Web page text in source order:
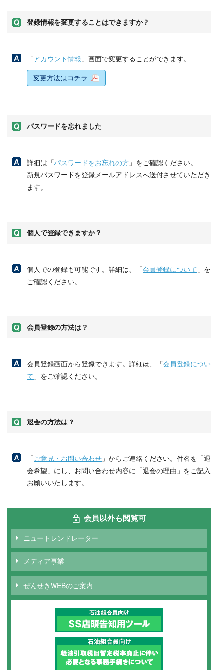
登録情報を変更することはできますか？
「アカウント情報 」画面で変更することができます。
変更方法はコチラ
パスワードを忘れました
詳細は「パスワードをお忘れの方 」をご確認ください。
新規パスワードを登録メールアドレスへ送付させていただき
ます。
個人で登録できますか？
個人での登録も可能です。詳細は、「会員登録について 」を
ご確認ください。
会員登録の方法は？
会員登録画面から登録できます。詳細は、「会員登録につい
て 」をご確認ください。
退会の方法は？
「ご意見・お問い合わせ 」からご連絡ください。件名を「退
会希望」にし、お問い合わせ内容に「退会の理由」をご記入
お願いいたします。
会員以外も閲覧可
ニュートレンドレーダー
メディア事業
ぜんせきWEBのご案内